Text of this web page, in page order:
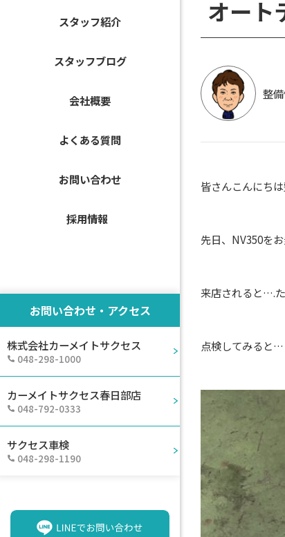
スタッフ紹介
スタッフブログ
会社概要
よくある質問
お問い合わせ
採用情報
お問い合わせ・アクセス
株式会社カーメイトサクセス
048-298-1000
カーメイトサクセス春日部店
048-792-0333
サクセス車検
048-298-1190
オート
整
皆さんこんにちは
先日、NV350を
来店されると….
点検してみると…